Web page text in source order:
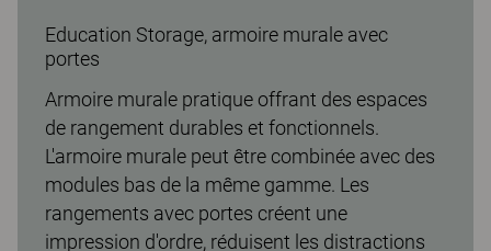
Education Storage, armoire murale avec
portes
Armoire murale pratique offrant des espaces
de rangement durables et fonctionnels.
L'armoire murale peut être combinée avec des
modules bas de la même gamme. Les
rangements avec portes créent une
impression d'ordre, réduisent les distractions